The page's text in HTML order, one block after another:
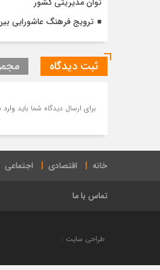
ترویج فرهنگ عاشورایی
ثبت دیدگاه
برای ارسال دیدگاه شما باید
خانه اقتصادی اجتماعی
تماس با ما
طراحی سایت :